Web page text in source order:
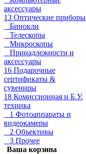
аксессуары
13 Оптические приборы
Бинокли
Телескопы
Микроскопы
Принадлежности и
аксессуары
16 Подарочные
сертификаты &
сувениры
18 Комиссионная и Б.У.
техника
1 Фотоаппараты и
видеокамеры
2 Объективы
3 Прочее
Ваша корзина